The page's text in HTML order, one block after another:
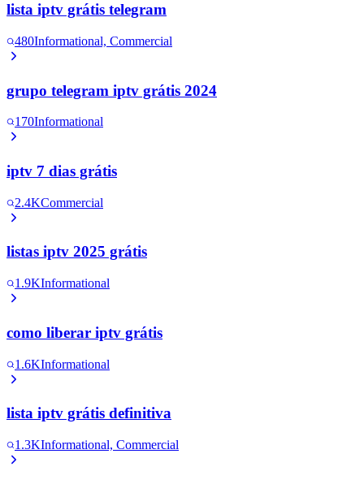
lista iptv grátis telegram
480Informational, Commercial
grupo telegram iptv grátis 2024
170Informational
iptv 7 dias grátis
2.4KCommercial
listas iptv 2025 grátis
1.9KInformational
como liberar iptv grátis
1.6KInformational
lista iptv grátis definitiva
1.3KInformational, Commercial